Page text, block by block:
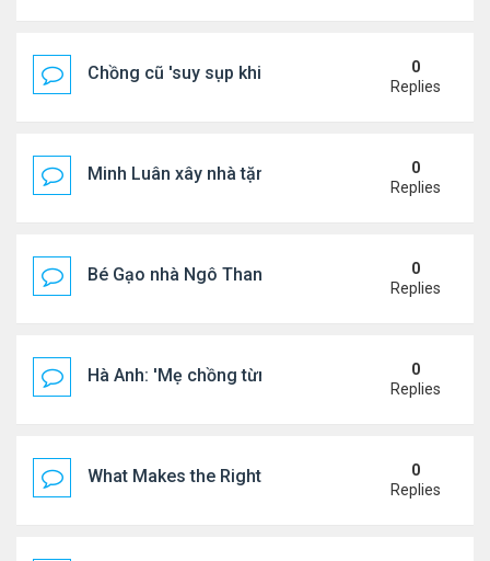
Chồng cũ 'suy sụp khi biết tin Nicole Kidman có
0
Replies
Minh Luân xây nhà tặng cha mẹ
0
Replies
Bé Gạo nhà Ngô Thanh Vân dễ thương trong tiệc
0
Replies
Hà Anh: 'Mẹ chồng từng ngạc nhiên vì tôi luôn trả
0
Replies
What Makes the Right Retail POS Matter?0
Replies